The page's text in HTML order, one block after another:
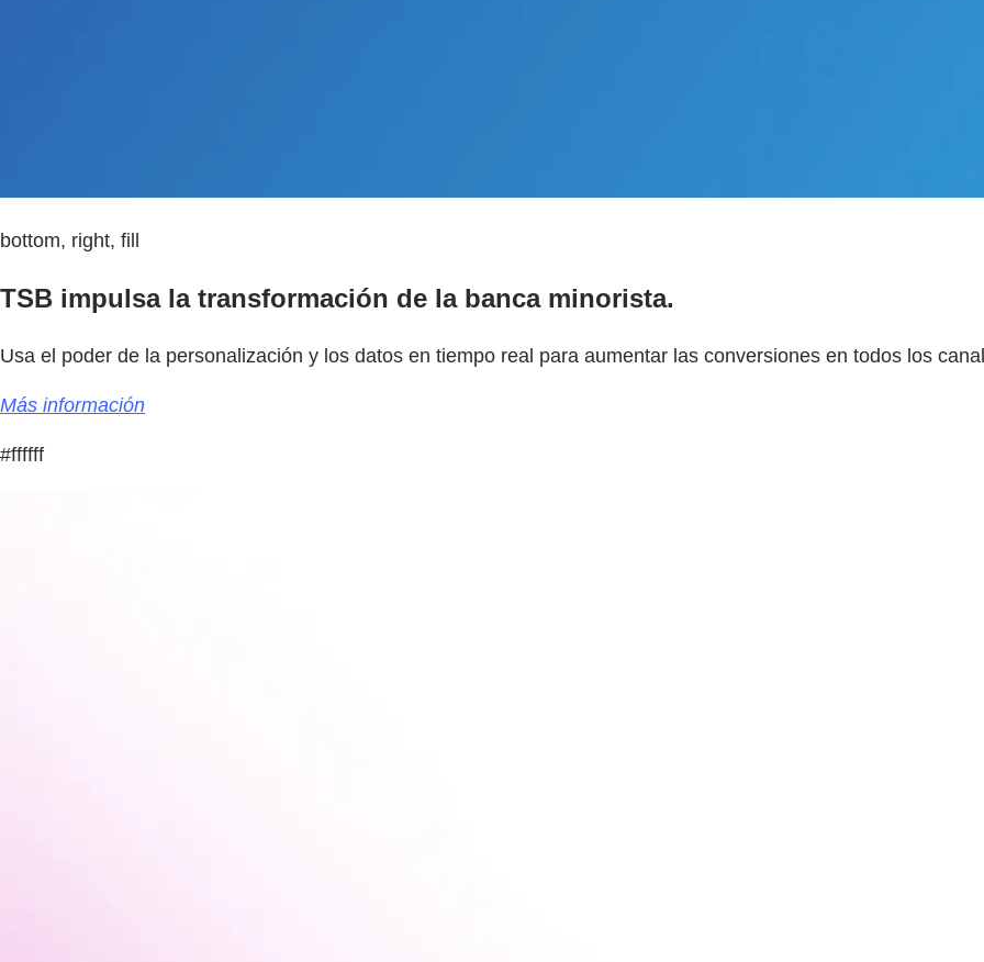
bottom, right, fill
TSB impulsa la transformación de la banca minorista.
Usa el poder de la personalización y los datos en tiempo real para aumentar las conversiones en todos los
Más información
#ffffff